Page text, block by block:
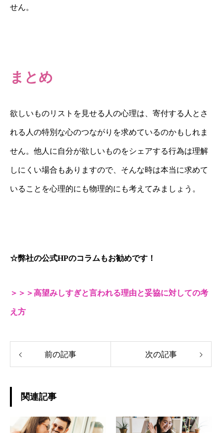
せん。
まとめ
欲しいものリストを見せる人の心理は、寄付する人とさ
れる人の特別な心のつながりを求めているのかもしれま
せん。他人に自分が欲しいものをシェアする行為は理解
しにくい場合もありますので、そんな時は本当に求めて
いることを心理的にも物理的にも考えてみましょう。
☆弊社の公式HPのコラムもお勧めです！
＞＞＞高望みしすぎと言われる理由と妥協に対しての考
え方
前の記事 次の記事
関連記事